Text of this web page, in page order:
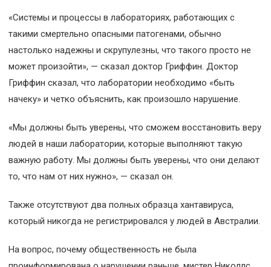
«Системы и процессы в лабораториях, работающих с
такими смертельно опасными патогенами, обычно
настолько надежны и скрупулезны, что такого просто не
может произойти», — сказал доктор Гриффин. Доктор
Гриффин сказал, что лаборатории необходимо «быть
начеку» и четко объяснить, как произошло нарушение.
«Мы должны быть уверены, что сможем восстановить веру
людей в наши лаборатории, которые выполняют такую
важную работу. Мы должны быть уверены, что они делают
то, что нам от них нужно», — сказал он.
Также отсутствуют два полных образца хантавируса,
который никогда не регистрировался у людей в Австралии.
На вопрос, почему общественность не была